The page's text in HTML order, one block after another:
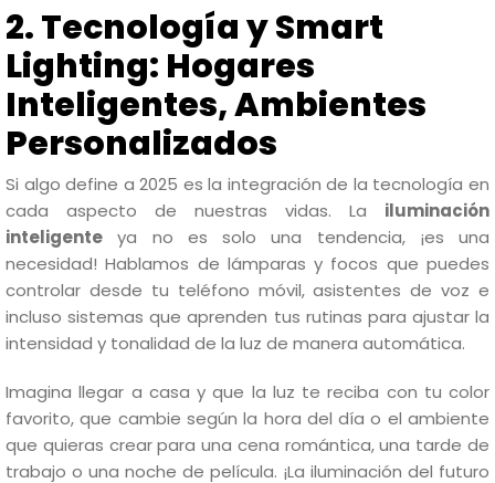
2. Tecnología y Smart
Lighting: Hogares
Inteligentes, Ambientes
Personalizados
Si algo define a 2025 es la integración de la tecnología en
cada aspecto de nuestras vidas. La iluminación
inteligente ya no es solo una tendencia, ¡es una
necesidad! Hablamos de lámparas y focos que puedes
controlar desde tu teléfono móvil, asistentes de voz e
incluso sistemas que aprenden tus rutinas para ajustar la
intensidad y tonalidad de la luz de manera automática.
Imagina llegar a casa y que la luz te reciba con tu color
favorito, que cambie según la hora del día o el ambiente
que quieras crear para una cena romántica, una tarde de
trabajo o una noche de película. ¡La iluminación del futuro